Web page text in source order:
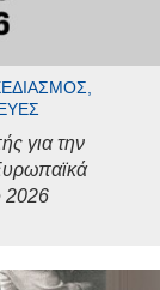
για την
2026